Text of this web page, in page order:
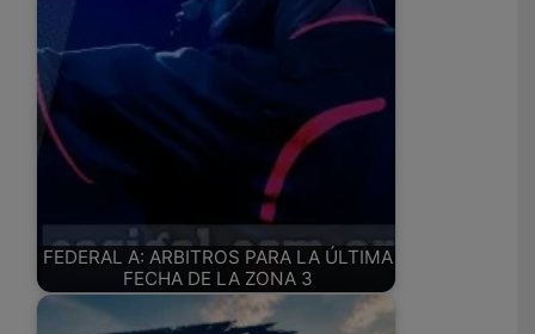
FEDERAL A: ARBITROS PARA LA ÚLTIMA
FECHA DE LA ZONA 3